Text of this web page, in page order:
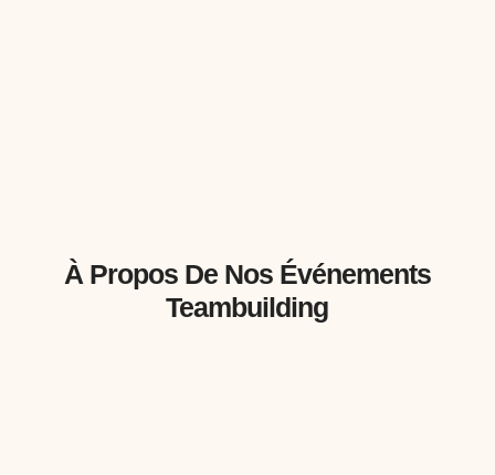
À Propos De Nos Événements
Teambuilding